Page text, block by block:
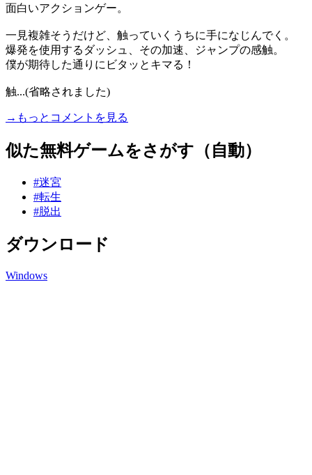
面白いアクションゲー。
一見複雑そうだけど、触っていくうちに手になじんでく。
爆発を使用するダッシュ、その加速、ジャンプの感触。
僕が期待した通りにビタッとキマる！
触...(省略されました)
→もっとコメントを見る
似た無料ゲームをさがす（自動）
#迷宮
#転生
#脱出
ダウンロード
Windows